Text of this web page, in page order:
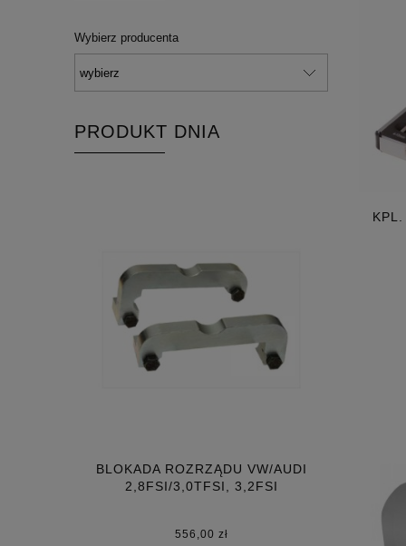
Wybierz producenta
PRODUKT DNIA
BLOKADA ROZRZĄDU VW/AUDI
2,8FSI/3,0TFSI, 3,2FSI
556,00 zł